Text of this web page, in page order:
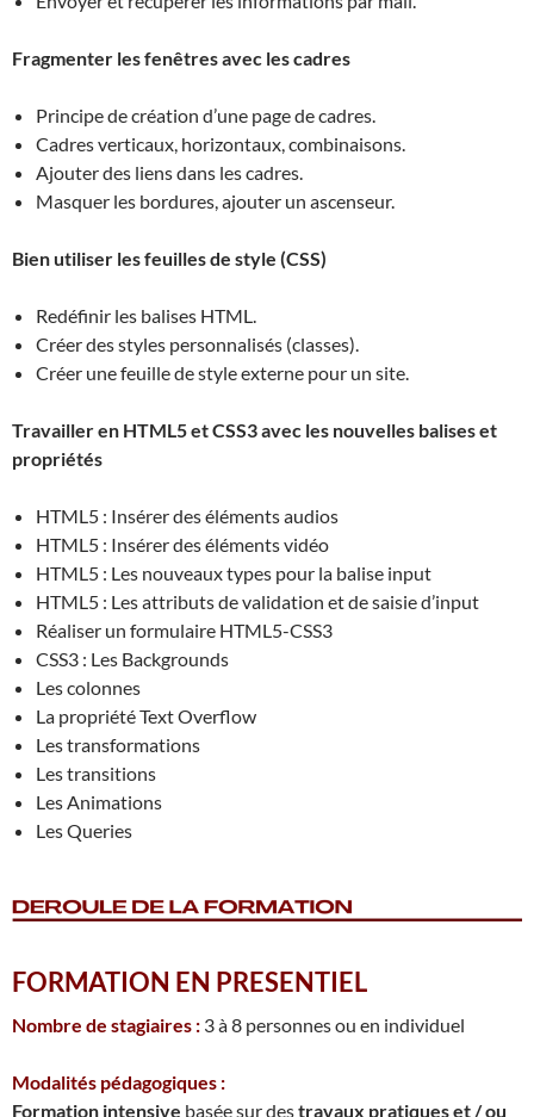
Fragmenter les fenêtres avec les cadres
Principe de création d’une page de cadres.
Cadres verticaux, horizontaux, combinaisons.
Ajouter des liens dans les cadres.
Masquer les bordures, ajouter un ascenseur.
Bien utiliser les feuilles de style (CSS)
Redéfinir les balises HTML.
Créer des styles personnalisés (classes).
Créer une feuille de style externe pour un site.
Travailler en HTML5 et CSS3 avec les nouvelles balises et
propriétés
HTML5 : Insérer des éléments audios
HTML5 : Insérer des éléments vidéo
HTML5 : Les nouveaux types pour la balise input
HTML5 : Les attributs de validation et de saisie d’input
Réaliser un formulaire HTML5-CSS3
CSS3 : Les Backgrounds
Les colonnes
La propriété Text Overflow
Les transformations
Les transitions
Les Animations
Les Queries
FORMATION EN PRESENTIEL
Nombre de stagiaires : 3 à 8 personnes ou en individuel
Modalités pédagogiques :
Formation intensive basée sur destravaux pratiques et / ou